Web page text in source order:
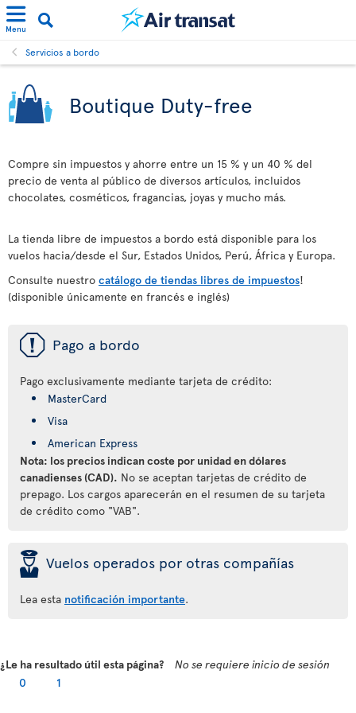
Menu
Servicios a bordo
Boutique Duty-free
Compre sin impuestos y ahorre entre un 15 % y un 40 % del
precio de venta al público de diversos artículos, incluidos
chocolates, cosméticos, fragancias, joyas y mucho más.
La tienda libre de impuestos a bordo está disponible para los
vuelos hacia/desde el Sur, Estados Unidos, Perú, África y Europa.
Consulte nuestro catálogo de tiendas libres de impuestos!
(disponible únicamente en francés e inglés)
ü Pago a bordo
Pago exclusivamente mediante tarjeta de crédito:
MasterCard
Visa
American Express
Nota: los precios indican coste por unidad en dólares
canadienses (CAD). No se aceptan tarjetas de crédito de
prepago. Los cargos aparecerán en el resumen de su tarjeta
de crédito como "VAB".
þ Vuelos operados por otras compañías
Lea esta notificación importante.
¿Le ha resultado útil esta página?
No se requiere inicio de sesión
0
1